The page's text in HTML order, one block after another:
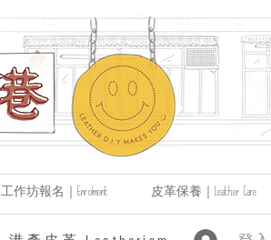
工作坊報名｜Enrolment 皮革保養｜Leather Care